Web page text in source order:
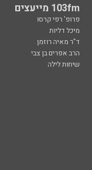
103fm מייעצים
פרופ' רפי קרסו
מיכל דליות
ד"ר מאיה רוזמן
הרב אפרים בן צבי
שיחות לילה